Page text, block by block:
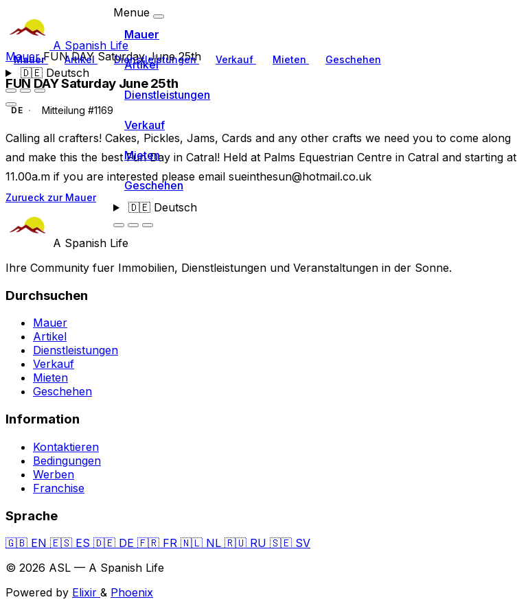
A Spanish Life
Mauer Artikel Dienstleistungen Verkauf Mieten Geschehen
🇩🇪Deutsch
Menue
Mauer
Artikel
Dienstleistungen
Verkauf
Mieten
Geschehen
🇩🇪Deutsch
MauerFUN DAY Saturday June 25th
FUN DAY Saturday June 25th
DE Mitteilung #1169
Calling all crafters! Cakes, Pickles, Jams, Cards and any other crafts we need you to come along
and make this the best Fun Day in Catral! Held at Palms Equestrian Centre in Catral and starting at
11.00a.m if you are interested please email sueinthesun@hotmail.co.uk
Zurueck zur Mauer
A Spanish Life
Ihre Community fuer Immobilien, Dienstleistungen und Veranstaltungen in der Sonne.
Durchsuchen
Mauer
Artikel
Dienstleistungen
Verkauf
Mieten
Geschehen
Information
Kontaktieren
Bedingungen
Werben
Franchise
Sprache
🇬🇧 EN 🇪🇸 ES 🇩🇪 DE 🇫🇷 FR 🇳🇱 NL 🇷🇺 RU 🇸🇪 SV
© 2026 ASL — A Spanish Life
Powered by Elixir & Phoenix